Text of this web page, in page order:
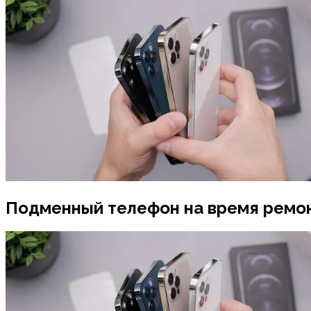
Подменный телефон на время